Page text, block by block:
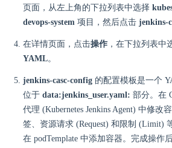
页面，从左上角的下拉列表中选择
devops-system 项目，然后点击 jenkins-
在详情页面，点击操作 ，在下拉列表中
YAML。
jenkins-casc-config 的配置模板是一个
位于 data:jenkins_user.yaml: 部分。在
代理 (Kubernetes Jenkins Agent) 中修改
签、资源请求 (Request) 和限制 (Limit)
在 podTemplate 中添加容器。完成操作